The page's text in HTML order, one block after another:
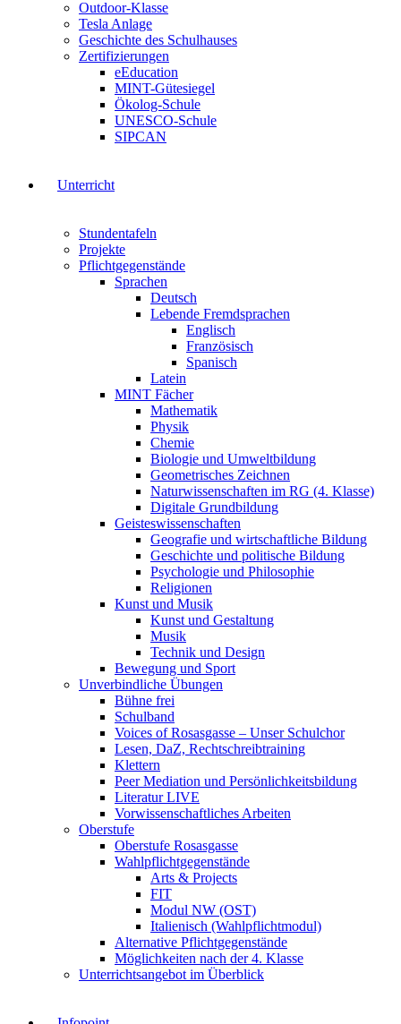
Outdoor-Klasse
Tesla Anlage
Geschichte des Schulhauses
Zertifizierungen
eEducation
MINT-Gütesiegel
Ökolog-Schule
UNESCO-Schule
SIPCAN
Unterricht
Stundentafeln
Projekte
Pflichtgegenstände
Sprachen
Deutsch
Lebende Fremdsprachen
Englisch
Französisch
Spanisch
Latein
MINT Fächer
Mathematik
Physik
Chemie
Biologie und Umweltbildung
Geometrisches Zeichnen
Naturwissenschaften im RG (4. Klasse)
Digitale Grundbildung
Geisteswissenschaften
Geografie und wirtschaftliche Bildung
Geschichte und politische Bildung
Psychologie und Philosophie
Religionen
Kunst und Musik
Kunst und Gestaltung
Musik
Technik und Design
Bewegung und Sport
Unverbindliche Übungen
Bühne frei
Schulband
Voices of Rosasgasse – Unser Schulchor
Lesen, DaZ, Rechtschreibtraining
Klettern
Peer Mediation und Persönlichkeitsbildung
Literatur LIVE
Vorwissenschaftliches Arbeiten
Oberstufe
Oberstufe Rosasgasse
Wahlpflichtgegenstände
Arts & Projects
FIT
Modul NW (OST)
Italienisch (Wahlpflichtmodul)
Alternative Pflichtgegenstände
Möglichkeiten nach der 4. Klasse
Unterrichtsangebot im Überblick